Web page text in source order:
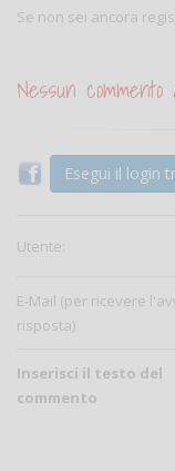
Se non sei ancora
Nessun
Esegui il login
Utente:
E-Mail (per ricevere
risposta)
Inserisci il testo del
commento